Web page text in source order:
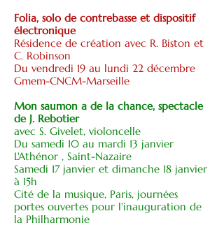
Folia, solo de contrebasse et dispositif
électronique
Résidence de création avec R. Biston et
C. Robinson
Du vendredi 19 au lundi 22 décembre
Gmem-CNCM-Marseille
Mon saumon a de la chance, spectacle
de J. Rebotier
avec S. Givelet, violoncelle
Du samedi 10 au mardi 13 janvier
L'Athénor , Saint-Nazaire
Samedi 17 janvier et dimanche 18 janvier
à 15h
Cité de la musique, Paris, journées
portes ouvertes pour l'inauguration de
la Philharmonie